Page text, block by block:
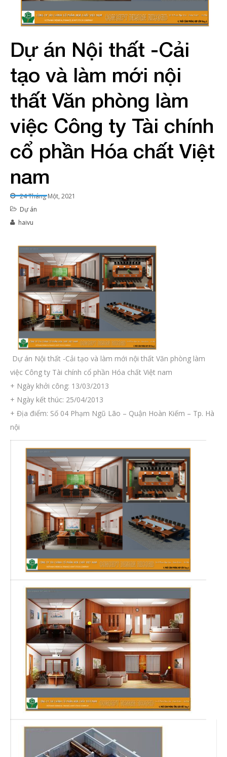
Dự án Nội thất -Cải
tạo và làm mới nội
thất Văn phòng làm
việc Công ty Tài chính
cổ phần Hóa chất Việt
nam
24 Tháng Một, 2021
Dự án
haivu
Dự án Nội thất -Cải tạo và làm mới nội thất Văn phòng làm
việc Công ty Tài chính cổ phần Hóa chất Việt nam
+ Ngày khởi công: 13/03/2013
+ Ngày kết thúc: 25/04/2013
+ Địa điểm: Số 04 Phạm Ngũ Lão – Quận Hoàn Kiếm – Tp. Hà
nội